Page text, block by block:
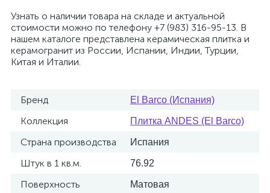
Узнать о наличии товара на складе и актуальной
стоимости можно по телефону +7 (983) 316-95-13. В
нашем каталоге представлена керамическая плитка и
керамогранит из России, Испании, Индии, Турции,
Китая и Италии.
Бренд El Barco (Испания)
Коллекция Плитка ANDES (El Barco)
Страна производства Испания
Штук в 1 кв.м. 76.92
Поверхность Матовая